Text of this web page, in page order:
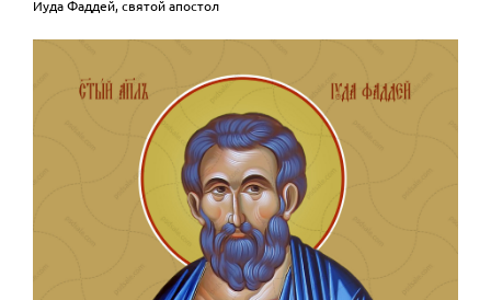
Иуда Фаддей, святой апостол